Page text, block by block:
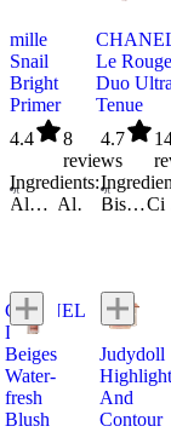
mille‬
Snail
Bright
Primer
4.4
8
reviews
Ingredients:
Aloe Barbadensis Leaf Extract
Aluminum Hydroxide Angelica Keiskei Leaf/Stem Extract
Le Rouge
Duo Ultra
Tenue
4.7
Bis-hydroxyethoxypropyl Dimethicone/Ipdi Copolymer Ethylcarbamate
CHANEL
Les
Beiges
Water-
fresh
Blush
Judydoll
Highlight
And
Contour